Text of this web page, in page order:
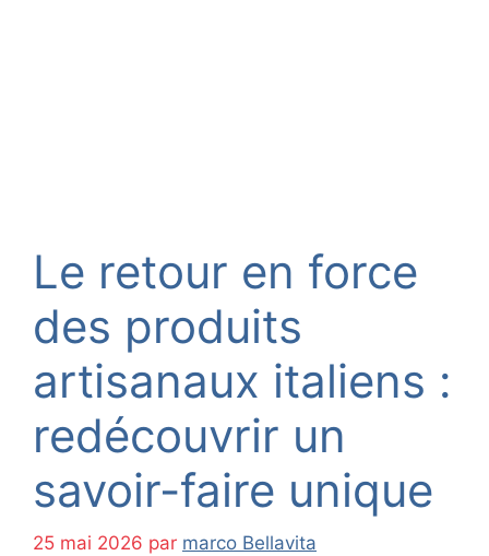
Le retour en force
des produits
artisanaux italiens :
redécouvrir un
savoir-faire unique
25 mai 2026 par marco Bellavita